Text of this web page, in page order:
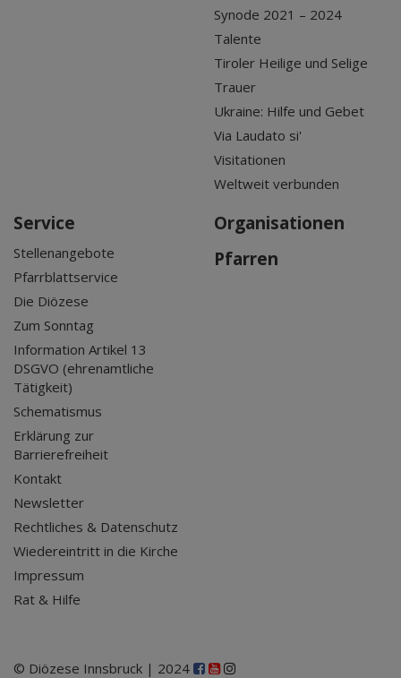
Synode 2021 – 2024
Talente
Tiroler Heilige und Selige
Trauer
Ukraine: Hilfe und Gebet
Via Laudato si'
Visitationen
Weltweit verbunden
Service
Stellenangebote
Pfarrblattservice
Die Diözese
Zum Sonntag
Information Artikel 13
DSGVO (ehrenamtliche
Tätigkeit)
Schematismus
Erklärung zur
Barrierefreiheit
Kontakt
Newsletter
Rechtliches & Datenschutz
Wiedereintritt in die Kirche
Impressum
Rat & Hilfe
Organisationen
Pfarren
© Diözese Innsbruck | 2024